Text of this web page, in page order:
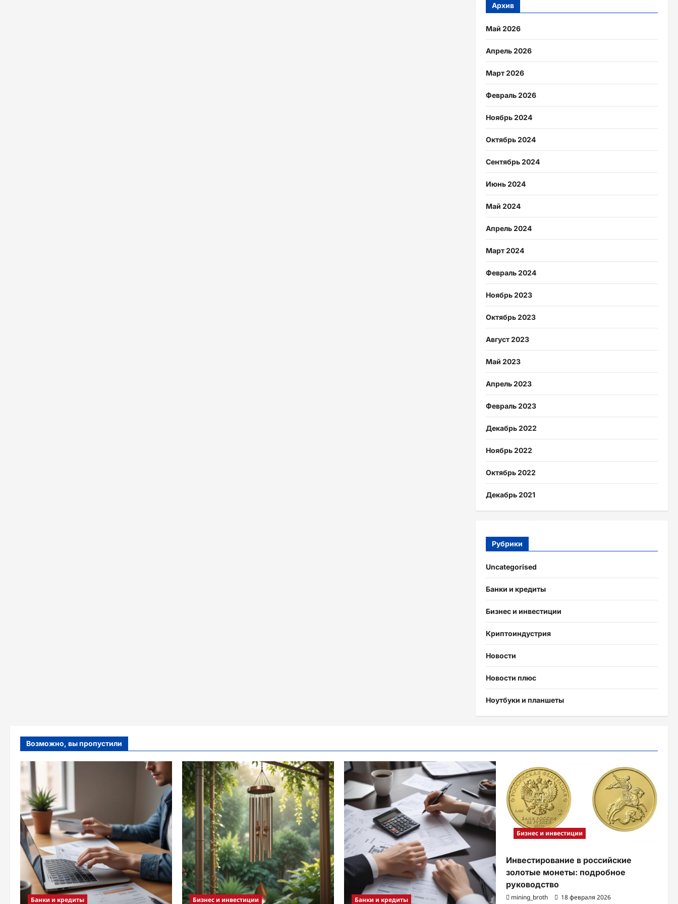
Архив
Май 2026
Апрель 2026
Март 2026
Февраль 2026
Ноябрь 2024
Октябрь 2024
Сентябрь 2024
Июнь 2024
Май 2024
Апрель 2024
Март 2024
Февраль 2024
Ноябрь 2023
Октябрь 2023
Август 2023
Май 2023
Апрель 2023
Февраль 2023
Декабрь 2022
Ноябрь 2022
Октябрь 2022
Декабрь 2021
Рубрики
Uncategorised
Банки и кредиты
Бизнес и инвестиции
Криптоиндустрия
Новости
Новости плюс
Ноутбуки и планшеты
Возможно, вы пропустили
Банки и кредиты Бизнес и инвестиции Банки и кредиты
Бизнес и инвестиции
Инвестирование в российские
золотые монеты: подробное
руководство
mining_broth 18 февраля 2026